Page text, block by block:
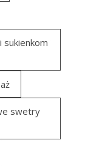
sukienkom
swetry